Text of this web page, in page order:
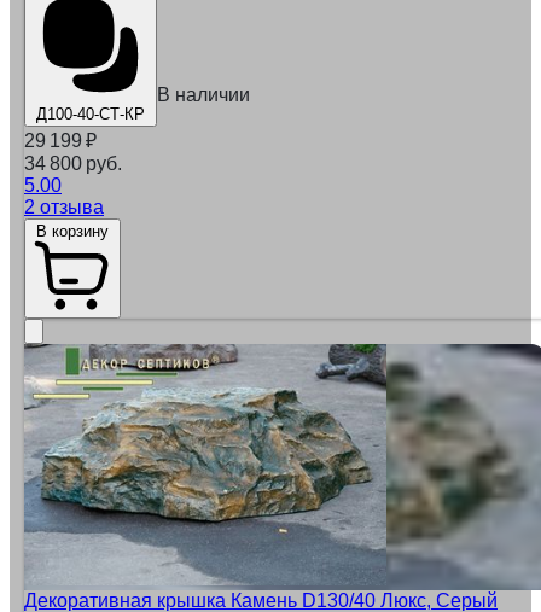
Д100-40-СТ-КР
В наличии
29 199 ₽
34 800 руб.
5.00
2 отзыва
Декоративная крышка Камень D130/40 Люкс, Серый